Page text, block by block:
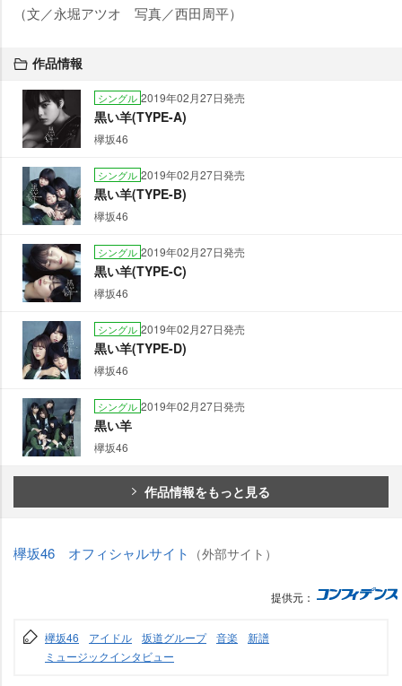
（文／永堀アツオ 写真／西田周平）
作品情報
シングル 2019年02月27日発売
黒い羊(TYPE-A)
欅坂46
シングル 2019年02月27日発売
黒い羊(TYPE-B)
欅坂46
シングル 2019年02月27日発売
黒い羊(TYPE-C)
欅坂46
シングル 2019年02月27日発売
黒い羊(TYPE-D)
欅坂46
シングル 2019年02月27日発売
黒い羊
欅坂46
作品情報をもっと見る
欅坂46 オフィシャルサイト （外部サイト）
提供元：
欅坂46 アイドル 坂道グループ 音楽
新譜
ミュージックインタビュー